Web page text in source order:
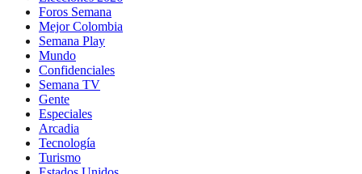
Foros Semana
Mejor Colombia
Semana Play
Mundo
Confidenciales
Semana TV
Gente
Especiales
Arcadia
Tecnología
Turismo